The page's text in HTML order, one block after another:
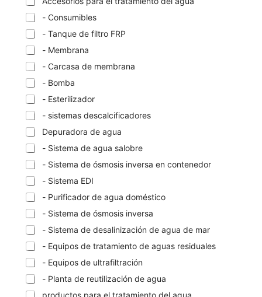
- Consumibles
- Tanque de filtro FRP
- Membrana
- Carcasa de membrana
- Bomba
- Esterilizador
- sistemas descalcificadores
Depuradora de agua
- Sistema de agua salobre
- Sistema de ósmosis inversa en contenedor
- Sistema EDI
- Purificador de agua doméstico
- Sistema de ósmosis inversa
- Sistema de desalinización de agua de mar
- Equipos de tratamiento de aguas residuales
- Equipos de ultrafiltración
- Planta de reutilización de agua